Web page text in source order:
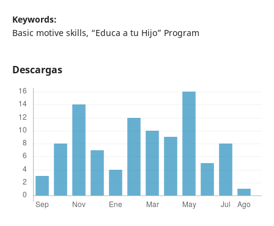
Keywords:
Basic motive skills, “Educa a tu Hijo” Program
Descargas